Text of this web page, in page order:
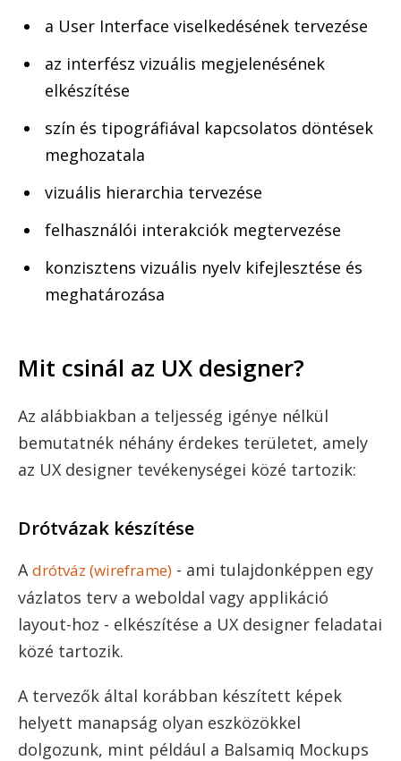
a User Interface viselkedésének tervezése
az interfész vizuális megjelenésének
elkészítése
szín és tipográfiával kapcsolatos döntések
meghozatala
vizuális hierarchia tervezése
felhasználói interakciók megtervezése
konzisztens vizuális nyelv kifejlesztése és
meghatározása
Mit csinál az UX designer?
Az alábbiakban a teljesség igénye nélkül
bemutatnék néhány érdekes területet, amely
az UX designer tevékenységei közé tartozik:
Drótvázak készítése
Adrótváz (wireframe) - ami tulajdonképpen egy
vázlatos terv a weboldal vagy applikáció
layout-hoz - elkészítése a UX designer feladatai
közé tartozik.
A tervezők által korábban készített képek
helyett manapság olyan eszközökkel
dolgozunk, mint például a Balsamiq Mockups